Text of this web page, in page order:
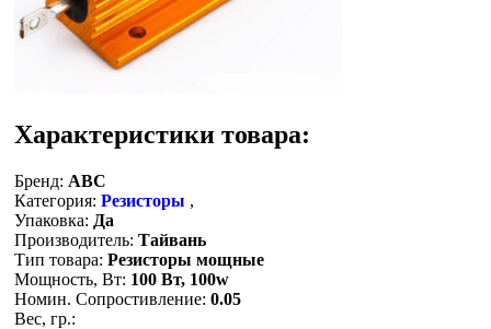
Характеристики товара:
Бренд: ABC
Категория: Резисторы ,
Упаковка: Да
Производитель: Тайвань
Тип товара: Резисторы мощные
Мощность, Вт: 100 Вт, 100w
Номин. Сопростивление: 0.05
Вес, гр.: